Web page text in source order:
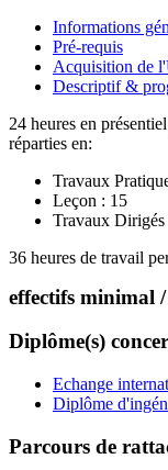
Informations
Pré-requis
Acquisition de
Descriptif &
24 heures en
réparties en:
Travaux
Leçon : 15
Travaux Dirigés
36 heures de travail
effectifs minimal
Diplôme(s)
Echange
Diplôme
Parcours de